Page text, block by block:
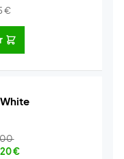
€
€